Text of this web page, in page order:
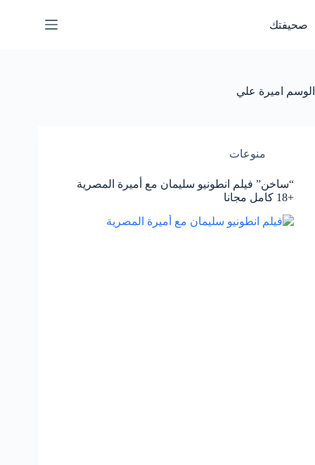
المحتوى
صحيفتك
الوسم اميرة علي
منوعات
“ساخن” فيلم انطونيو سليمان مع أميرة المصرية
+18 كامل مجانا